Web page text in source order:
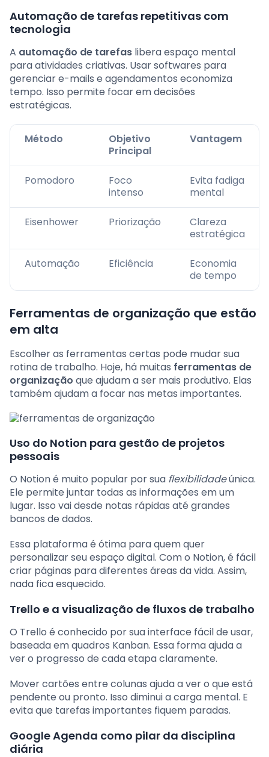
Automação de tarefas repetitivas com
tecnologia
A automação de tarefas libera espaço mental
para atividades criativas. Usar softwares para
gerenciar e-mails e agendamentos economiza
tempo. Isso permite focar em decisões
estratégicas.
Método
Objetivo
Principal
Vantagem
Pomodoro
Foco
intenso
Evita fadiga
mental
Eisenhower Priorização
Clareza
estratégica
Automação Eficiência
Economia
de tempo
Ferramentas de organização que estão
em alta
Escolher as ferramentas certas pode mudar sua
rotina de trabalho. Hoje, há muitas ferramentas de
organização que ajudam a ser mais produtivo. Elas
também ajudam a focar nas metas importantes.
Uso do Notion para gestão de projetos
pessoais
O Notion é muito popular por sua flexibilidadeúnica.
Ele permite juntar todas as informações em um
lugar. Isso vai desde notas rápidas até grandes
bancos de dados.
Essa plataforma é ótima para quem quer
personalizar seu espaço digital. Com o Notion, é fácil
criar páginas para diferentes áreas da vida. Assim,
nada fica esquecido.
Trello e a visualização de fluxos de trabalho
O Trello é conhecido por sua interface fácil de usar,
baseada em quadros Kanban. Essa forma ajuda a
ver o progresso de cada etapa claramente.
Mover cartões entre colunas ajuda a ver o que está
pendente ou pronto. Isso diminui a carga mental. E
evita que tarefas importantes fiquem paradas.
Google Agenda como pilar da disciplina
diária